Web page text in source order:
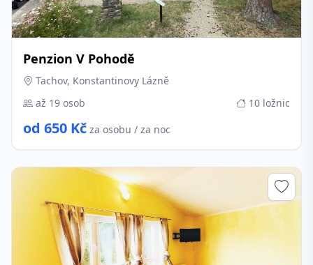
Penzion V Pohodě
Tachov, Konstantinovy Lázně
až 19 osob
10 ložnic
od 650 Kč za osobu / za noc